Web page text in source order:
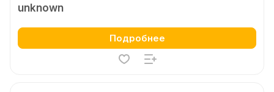
unknown
Подробнее